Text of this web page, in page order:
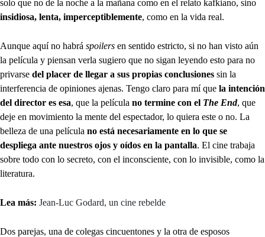
solo que no de la noche a la mañana como en el relato kafkiano, sino
insidiosa, lenta, imperceptiblemente, como en la vida real.
Aunque aquí no habrá spoilers en sentido estricto, si no han visto aún
la película y piensan verla sugiero que no sigan leyendo esto para no
privarse del placer de llegar a sus propias conclusiones sin la
interferencia de opiniones ajenas. Tengo claro para mí que la intención
del director es esa, que la película no termine con el The End, que
deje en movimiento la mente del espectador, lo quiera este o no. La
belleza de una película no está necesariamente en lo que se
despliega ante nuestros ojos y oídos en la pantalla. El cine trabaja
sobre todo con lo secreto, con el inconsciente, con lo invisible, como la
literatura.
Lea más: Jean-Luc Godard, un cine rebelde
Dos parejas, una de colegas cincuentones y la otra de esposos